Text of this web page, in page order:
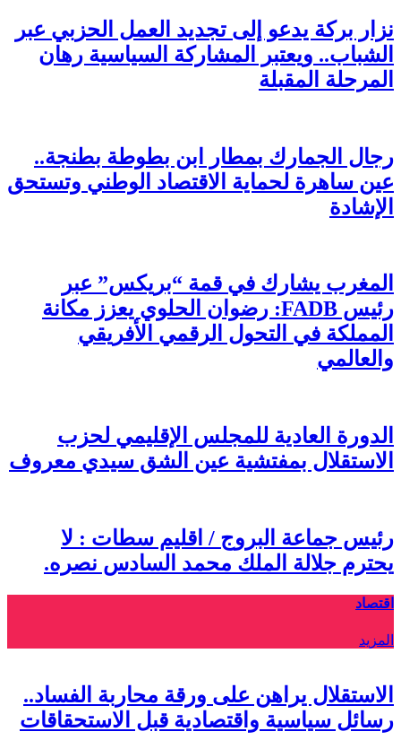
نزار بركة يدعو إلى تجديد العمل الحزبي عبر
الشباب.. ويعتبر المشاركة السياسية رهان
المرحلة المقبلة
رجال الجمارك بمطار ابن بطوطة بطنجة..
عين ساهرة لحماية الاقتصاد الوطني وتستحق
الإشادة
المغرب يشارك في قمة “بريكس” عبر
رئيس FADB: رضوان الحلوي يعزز مكانة
المملكة في التحول الرقمي الأفريقي
والعالمي
الدورة العادية للمجلس الإقليمي لحزب
الاستقلال بمفتشية عين الشق سيدي معروف
رئيس جماعة البروج / اقليم سطات : لا
يحترم جلالة الملك محمد السادس نصره.
اقتصاد
المزيد
الاستقلال يراهن على ورقة محاربة الفساد..
رسائل سياسية واقتصادية قبل الاستحقاقات